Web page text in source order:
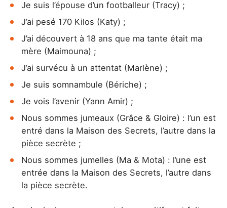
Je suis l’épouse d’un footballeur (Tracy) ;
J’ai pesé 170 Kilos (Katy) ;
J’ai découvert à 18 ans que ma tante était ma
mère (Maimouna) ;
J’ai survécu à un attentat (Marlène) ;
Je suis somnambule (Bériche) ;
Je vois l’avenir (Yann Amir) ;
Nous sommes jumeaux (Grâce & Gloire) : l’un est
entré dans la Maison des Secrets, l’autre dans la
pièce secrète ;
Nous sommes jumelles (Ma & Mota) : l’une est
entrée dans la Maison des Secrets, l’autre dans
la pièce secrète.